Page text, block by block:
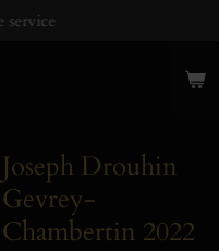
service
Joseph Drouhin
Gevrey-
Chambertin 2022